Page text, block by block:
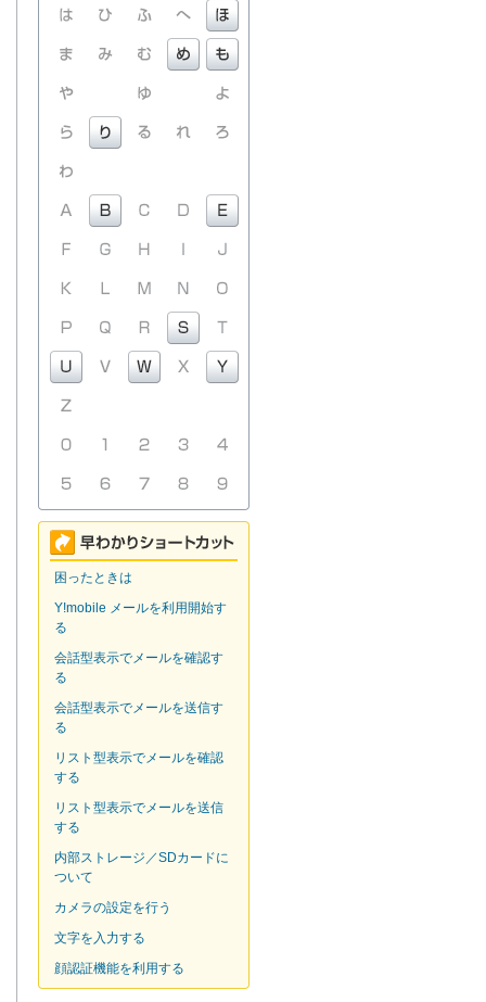
困ったときは
Y!mobile メールを利用開始す
る
会話型表示でメールを確認す
る
会話型表示でメールを送信す
る
リスト型表示でメールを確認
する
リスト型表示でメールを送信
する
内部ストレージ／SDカードに
ついて
カメラの設定を行う
文字を入力する
顔認証機能を利用する